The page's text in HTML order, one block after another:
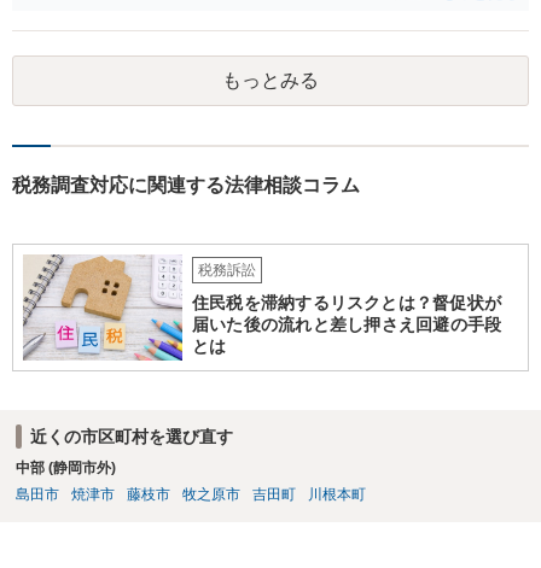
もっとみる
税務調査対応に関連する法律相談コラム
税務訴訟
住民税を滞納するリスクとは？督促状が
届いた後の流れと差し押さえ回避の手段
とは
近くの市区町村を選び直す
中部 (静岡市外)
島田市
焼津市 藤枝市 牧之原市 吉田町 川根本町